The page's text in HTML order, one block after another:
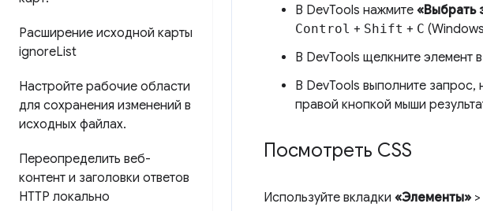
Расширение исходной карты
ignoreList
Настройте рабочие области
для сохранения изменений в
исходных файлах.
Переопределить веб-
контент и заголовки ответов
HTTP локально
В DevTools нажмите «Выбрать
Control + Shift + C
В DevTools щелкните элемент в
В DevTools выполните запрос,
правой кнопкой мыши
Посмотреть CSS
Используйте вкладки «Элементы» >